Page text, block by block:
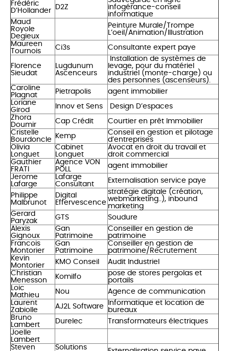
Frédéric
D’Hollander
D2Z
infogérance-conseil
informatique
Maud
Royole
Degieux
Peinture Murale/Trompe
L’oeil/Animation/Illustration
Maureen
Tournois
Ci3s Consultante expert paye
Florence
Sieudat
Lugdunum
Ascenceurs
Installation de systèmes de
levage, pour du matériel
industriel (monte-charge) ou
des personnes (ascenseurs).
Caroline
Plagnat
Pietrapolis
agent immobilier
Loriane
Girod
Innov et Sens
Design D’espaces
Zhora
Doumir
Cap Crédit
Courtier en prêt Immobilier
Cristelle
Bourdoncle
Kemp
Conseil en gestion et pilotage
d’entreprises
Olivia
Longuet
Cabinet
Longuet
Avocat en droit du travail et
droit commercial
Gauthier
FRATI
Agence VON
POLL
agent immobilier
Jerome
Lafarge
Lafarge
Consultant
Externalisation service paye
Philippe
Malbrunot
Digital
Effervescence
stratégie digitale (création,
webmarketing..), inbound
marketing
Gerard
Paryzak
GTS
Soudure
Alexis
Gignoux
Gan
Patrimoine
Conseiller en gestion de
patrimoine
Francois
Montorier
Gan
Patrimoine
Conseiller en gestion de
patrimoine/Recrutement
Kevin
Montorier
KMO Conseil
Audit Industriel
Christian
Menesson
Komilfo
pose de stores pergolas et
portails
Loic
Mathieu
Nou
Agence de communication
Laurent
Zabiolle
AJ2L Software
Informatique et location de
bureaux
Bruno
Lambert
Durelec
Transformateurs électriques
Joelle
Lambert
Steven
Solutions